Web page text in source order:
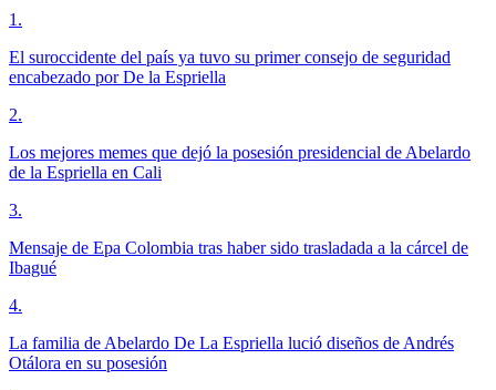
1 .
El suroccidente del país ya tuvo su primer consejo de seguridad
encabezado por De la Espriella
2.
Los mejores memes que dejó la posesión presidencial de Abelardo
de la Espriella en Cali
3.
Mensaje de Epa Colombia tras haber sido trasladada a la cárcel de
Ibagué
4.
La familia de Abelardo De La Espriella lució diseños de Andrés
Otálora en su posesión